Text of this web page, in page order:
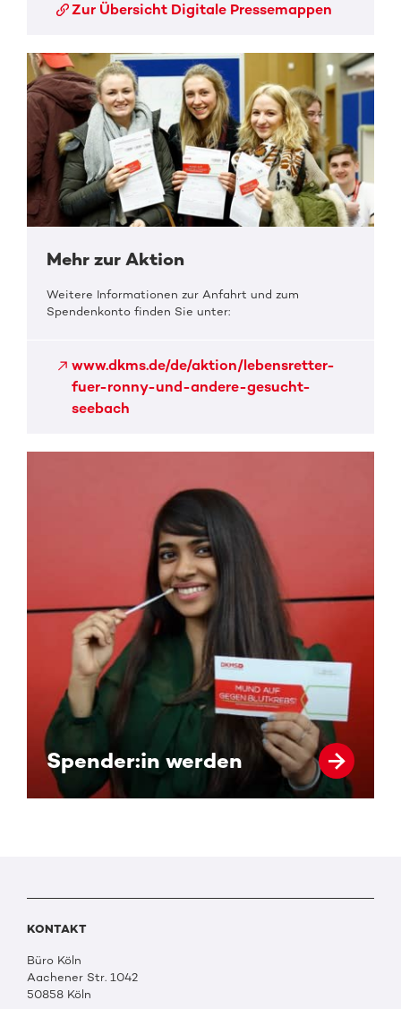
Zur Übersicht Digitale Pressemappen
Mehr zur Aktion
Weitere Informationen zur Anfahrt und zum
Spendenkonto finden Sie unter:
www.dkms.de/de/aktion/lebensretter-
fuer-ronny-und-andere-gesucht-
seebach
Spender:in werden
KONTAKT
Büro Köln
Aachener Str. 1042
50858 Köln